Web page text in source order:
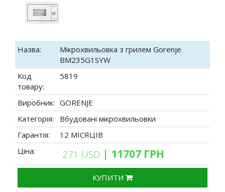
Назва:
Мікрохвильовка з грилем Gorenje
BM235G1SYW
Код
товару:
5819
Виробник: GORENJE
Категорія:
Вбудовані мікрохвильовки
Гарантія:
12 МІСЯЦІВ
Ціна:
271 USD | 11707 ГРН
КУПИТИ